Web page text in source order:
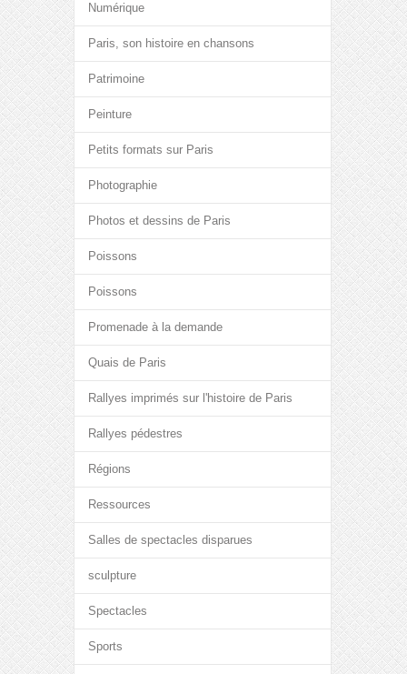
Numérique
Paris, son histoire en chansons
Patrimoine
Peinture
Petits formats sur Paris
Photographie
Photos et dessins de Paris
Poissons
Poissons
Promenade à la demande
Quais de Paris
Rallyes imprimés sur l'histoire de Paris
Rallyes pédestres
Régions
Ressources
Salles de spectacles disparues
sculpture
Spectacles
Sports